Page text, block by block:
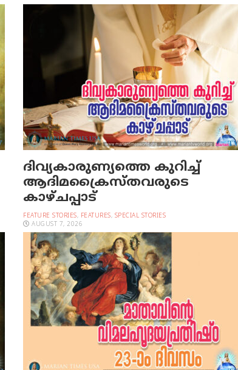
ദിവ്യകാരുണ്യത്തെ കുറിച്ച്
ആദിമക്രൈസ്തവരുടെ
കാഴ്ചപ്പാട്
FEATURE STORIES, FEATURES, SPECIAL STORIES
AUGUST 7, 2026